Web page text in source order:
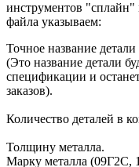
инструментов
файла указываем:
Точное название
(Это название детали
спецификации и
заказов).
Количество деталей в
Толщину металла.
Марку металла